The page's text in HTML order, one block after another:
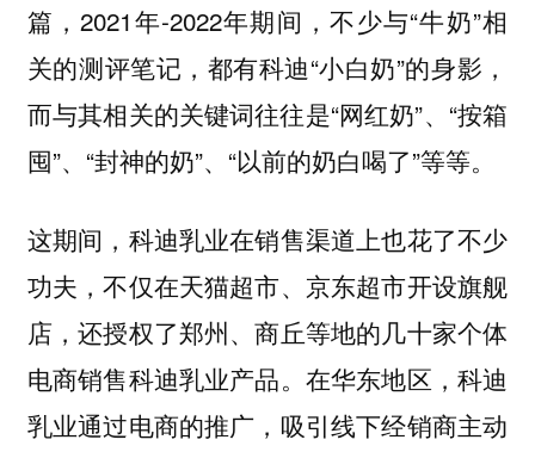
篇，2021年-2022年期间，不少与“牛奶”相
关的测评笔记，都有科迪“小白奶”的身影，
而与其相关的关键词往往是“网红奶”、“按箱
囤”、“封神的奶”、“以前的奶白喝了”等等。
这期间，科迪乳业在销售渠道上也花了不少
功夫，不仅在天猫超市、京东超市开设旗舰
店，还授权了郑州、商丘等地的几十家个体
电商销售科迪乳业产品。在华东地区，科迪
乳业通过电商的推广，吸引线下经销商主动